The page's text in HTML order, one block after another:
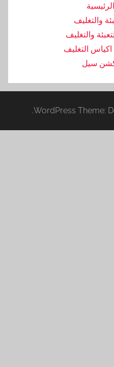
التغليف
WordPress